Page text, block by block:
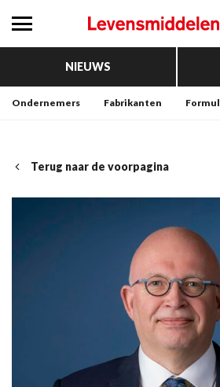
NIEUWS
Ondernemers Fabrikanten
Terug naar de voorpagina